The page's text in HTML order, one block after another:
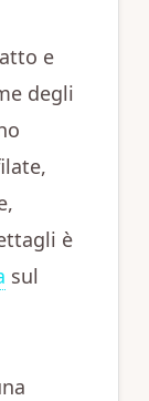
e
degli
è
sul